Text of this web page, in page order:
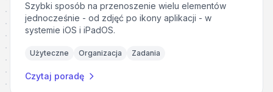
Szybki sposób na przenoszenie wielu elementów
jednocześnie - od zdjęć po ikony aplikacji - w
systemie iOS i iPadOS.
Użyteczne Organizacja Zadania
Czytaj poradę